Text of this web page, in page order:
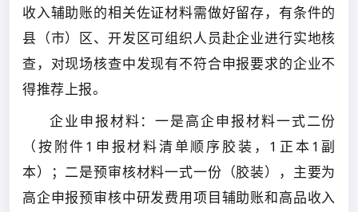
收入辅助账的相关佐证材料需做好留存，有条件的
县（市）区、开发区可组织人员赴企业进行实地核
查，对现场核查中发现有不符合申报要求的企业不
得推荐上报。
企业申报材料：一是高企申报材料一式二份
（按附件1申报材料清单顺序胶装，1正本1副
本）；二是预审核材料一式一份（胶装），主要为
高企申报预审核中研发费用项目辅助账和高品收入